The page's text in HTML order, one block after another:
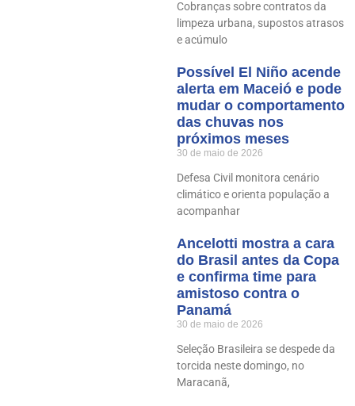
Cobranças sobre contratos da
limpeza urbana, supostos atrasos
e acúmulo
Possível El Niño acende
alerta em Maceió e pode
mudar o comportamento
das chuvas nos
próximos meses
30 de maio de 2026
Defesa Civil monitora cenário
climático e orienta população a
acompanhar
Ancelotti mostra a cara
do Brasil antes da Copa
e confirma time para
amistoso contra o
Panamá
30 de maio de 2026
Seleção Brasileira se despede da
torcida neste domingo, no
Maracanã,